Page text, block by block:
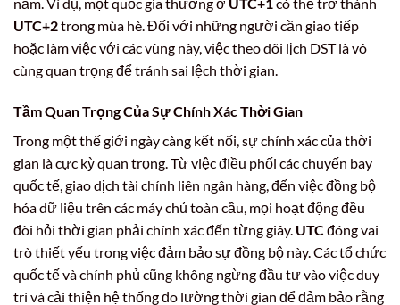
UTC+2trong mùa hè. Đối với những người cần giao tiếp
hoặc làm việc với các vùng này, việc theo dõi lịch DST là vô
cùng quan trọng để tránh sai lệch thời gian.
Tầm Quan Trọng Của Sự Chính Xác Thời Gian
Trong một thế giới ngày càng kết nối, sự chính xác của thời
gian là cực kỳ quan trọng. Từ việc điều phối các chuyến bay
quốc tế, giao dịch tài chính liên ngân hàng, đến việc đồng bộ
hóa dữ liệu trên các máy chủ toàn cầu, mọi hoạt động đều
đòi hỏi thời gian phải chính xác đến từng giây. UTCđóng vai
trò thiết yếu trong việc đảm bảo sự đồng bộ này. Các tổ chức
quốc tế và chính phủ cũng không ngừng đầu tư vào việc duy
trì và cải thiện hệ thống đo lường thời gian để đảm bảo rằng